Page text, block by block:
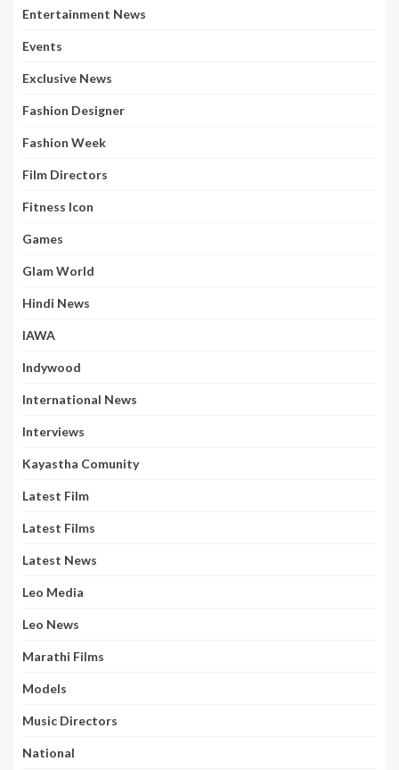
Entertainment News
Events
Exclusive News
Fashion Designer
Fashion Week
Film Directors
Fitness Icon
Games
Glam World
Hindi News
IAWA
Indywood
International News
Interviews
Kayastha Comunity
Latest Film
Latest Films
Latest News
Leo Media
Leo News
Marathi Films
Models
Music Directors
National